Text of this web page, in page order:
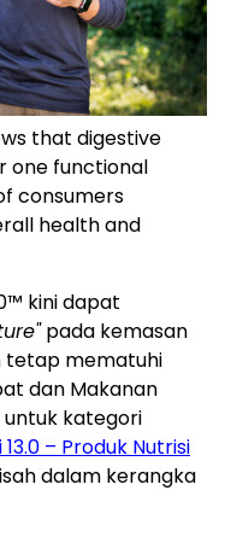
that digestive
one functional
consumers
health and
kini dapat
pada kemasan
tetap mematuhi
dan Makanan
untuk kategori
– Produk Nutrisi
dalam kerangka